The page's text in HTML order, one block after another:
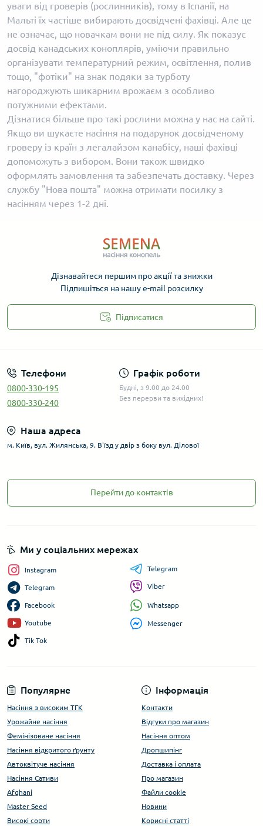
уваги від гроверів (рослинників), тому в Іспанії, на
Мальті їх частіше вибирають досвідчені фахівці. Але це
не означає, що новачкам вони не під силу. Як показує
досвід канадських коноплярів, уміючи правильно
організувати температурний режим, освітлення, полив
тощо, "фотіки" на знак подяки за турботу
нагороджують шикарним врожаєм з особливо
потужними ефектами.
Дізнатися більше про такі рослини можна у нас на сайті.
Якщо ви шукаєте насіння на подарунок досвідченому
гроверу із країн з легалайзом канабісу, наші фахівці
допоможуть з вибором. Вони також швидко
оформлять замовлення та забезпечать доставку. Через
службу "Нова пошта" можна отримати посилку з
насінням через 1-2 дні.
Дізнавайтеся першим про акції та знижки
Підпишіться на нашу e-mail розсилку
Підписатися
Телефони
0800-330-195
0800-330-240
Графік роботи
Будні, з 9.00 до 24.00
Без перерви та вихідних!
Наша адреса
м. Київ, вул. Жилянська, 9. В'їзд у двір з боку вул. Ділової
Перейти до контактів
Популярне
Насіння з високим ТГК
Урожайне насіння
Фемінізоване насіння
Насіння відкритого ґрунту
Автоквітуче насіння
Насіння Сативи
Afghani
Master Seed
Високі сорти
Інформація
Контакти
Відгуки про магазин
Насіння оптом
Дропшипінг
Доставка і оплата
Про магазин
Файли cookie
Новини
Корисні статті
Ми у соціальних мережах
Instagram
Telegram
Facebook
Youtube
Tik Tok
Telegram
Viber
Whatsapp
Messenger